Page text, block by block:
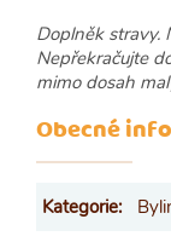
Doplněk stravy.
Nepřekračujte
mimo dosah
Obecné
Kategorie: